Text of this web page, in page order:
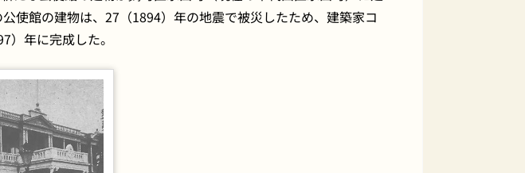
使館の建物は、27（1894）年の地震で被災したため、建築家コ
年に完成した。